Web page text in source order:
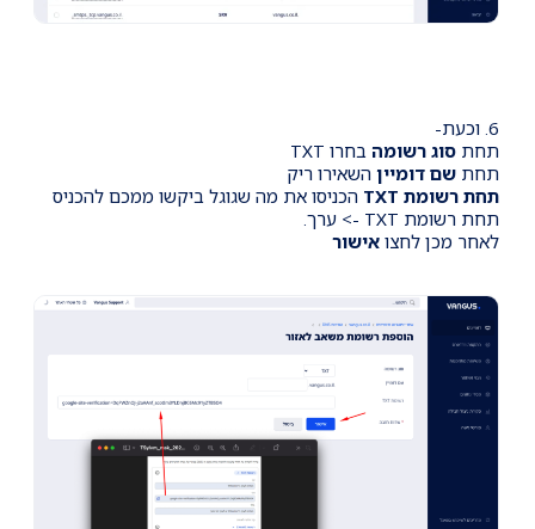
6. וכעת-
תחת סוג רשומה בחרו TXT
תחת שם דומיין השאירו ריק
תחת רשומת TXT
הכניסו את מה שגוגל ביקשו ממכם להכניס
תחת רשומת TXT -> ערך.
לאחר מכן לחצו אישור